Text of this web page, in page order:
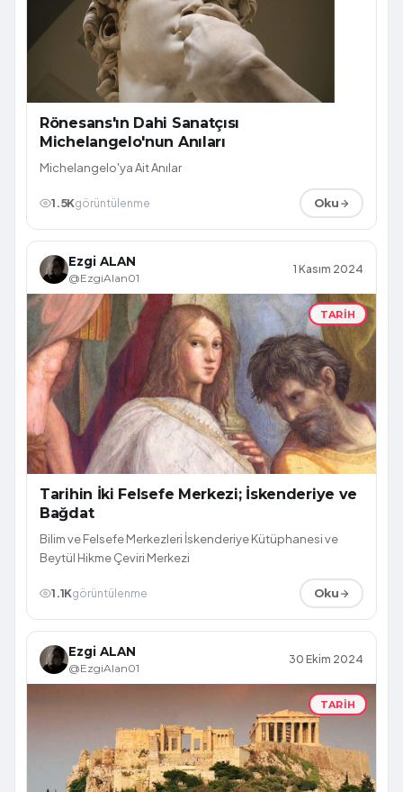
Rönesans'ın Dahi Sanatçısı
Michelangelo'nun Anıları
Michelangelo'ya Ait Anılar
1.5Kgörüntülenme Oku
Ezgi ALAN
@EzgiAlan01
1 Kasım 2024
TARIH
Tarihin İki Felsefe Merkezi; İskenderiye ve
Bağdat
Bilim ve Felsefe Merkezleri İskenderiye Kütüphanesi ve
Beytül Hikme Çeviri Merkezi
1.1Kgörüntülenme Oku
Ezgi ALAN
@EzgiAlan01
30 Ekim 2024
TARIH